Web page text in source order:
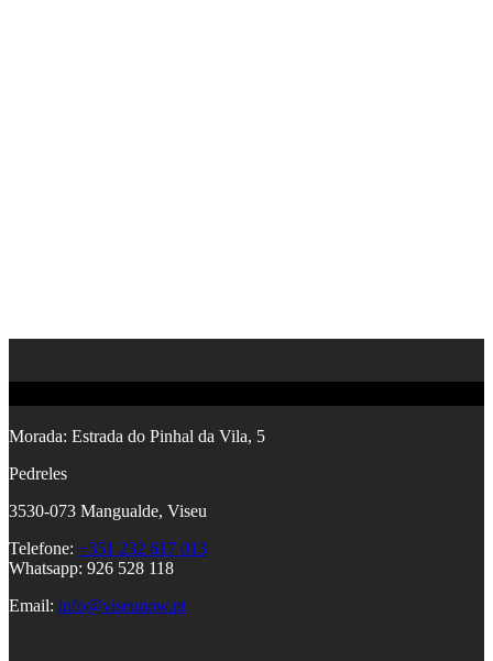
Morada: Estrada do Pinhal da Vila, 5
Pedreles
3530-073 Mangualde, Viseu
Telefone: +351 232 617 013
Whatsapp: 926 528 118
Email: info@viseunow.pt